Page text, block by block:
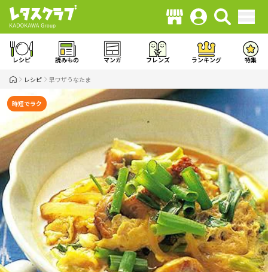
レシピ 読みもの マンガ フレンズ ランキング 特集
レシピ 早ワザうなたま
時短でラク